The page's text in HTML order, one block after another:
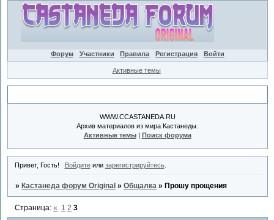
Форум Участники Правила Регистрация Войти
Активные темы
WWW.CCASTANEDA.RU
Архив материалов из мира Кастанеды.
Активные темы| Поиск форума
Привет, Гость! Войдитеили зарегистрируйтесь.
» Кастанеда форум Original »Общалка » Прошу прощения
Страница:« 1 2 3